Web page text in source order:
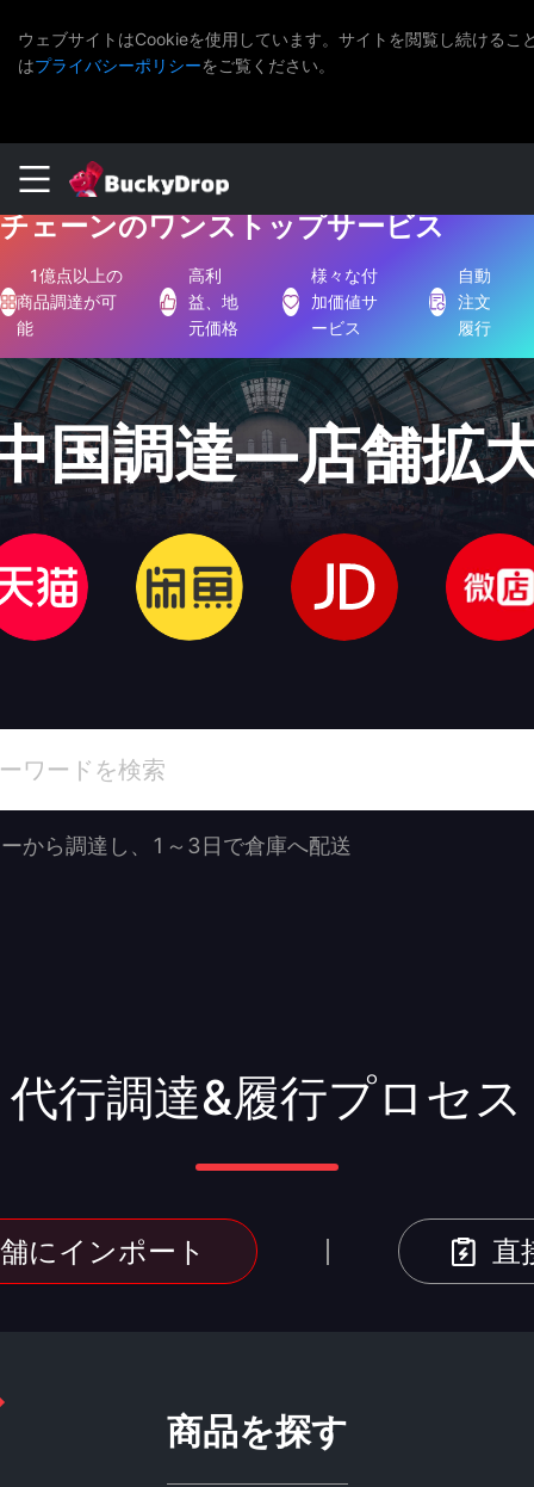
ウェブサイトはCookieを使用しています。サイトを閲覧し続ける
はプライバシーポリシーをご覧ください。
グローバルEC顧客向けの中国サプライ
チェーンのワンストップサービス
1億点以上の
商品調達が可
能
高利
益、地
元価格
様々な付
加価値サ
ービス
自動
注文
履行
国調達—店舗拡
から調達し、1～3日で倉庫へ配送
代行調達&履行プロセス
にインポート 直
商品を探す